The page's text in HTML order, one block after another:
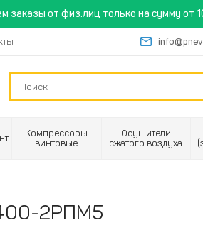
от физ.лиц только на сумму от
Компрессоры
винтовые
Осушители
сжатого воздуха
2РПМ5